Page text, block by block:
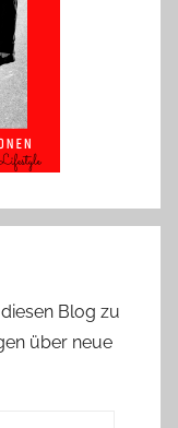
Blog zu
über neue